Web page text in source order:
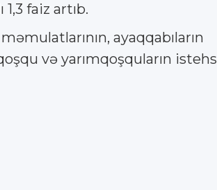
faiz artıb.
ayaqqabıların
və yarımqoşquların